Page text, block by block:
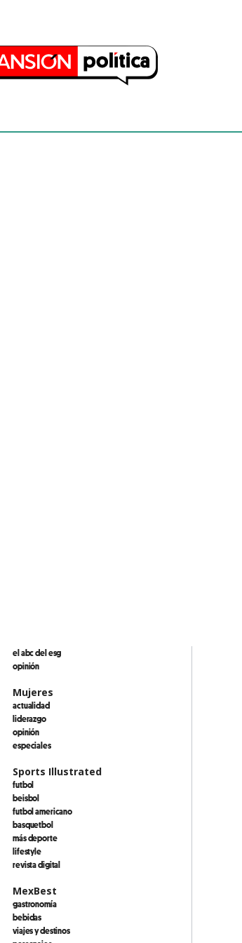
el abc del esg
opinión
Mujeres
actualidad
liderazgo
opinión
especiales
Sports Illustrated
futbol
beisbol
futbol americano
basquetbol
más deporte
lifestyle
revista digital
MexBest
gastronomía
bebidas
viajes y destinos